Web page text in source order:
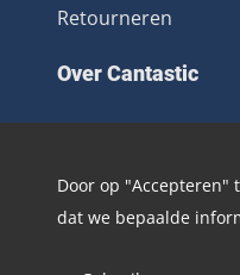
Retourneren
Over Cantastic
Over ons
Algemene
Nieuwsbrief
Door op "Accepteren"
dat we bepaalde